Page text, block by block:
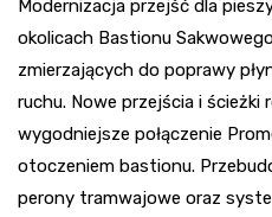
Modernizacja przejść dla
okolicach Bastionu
zmierzających do poprawy
ruchu. Nowe przejścia i ścieżki
wygodniejsze połączenie
otoczeniem bastionu.
perony tramwajowe oraz